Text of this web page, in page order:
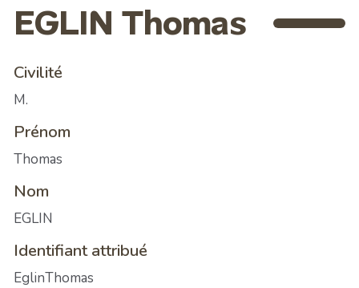
EGLIN Thomas
Civilité
M.
Prénom
Thomas
Nom
EGLIN
Identifiant attribué
EglinThomas